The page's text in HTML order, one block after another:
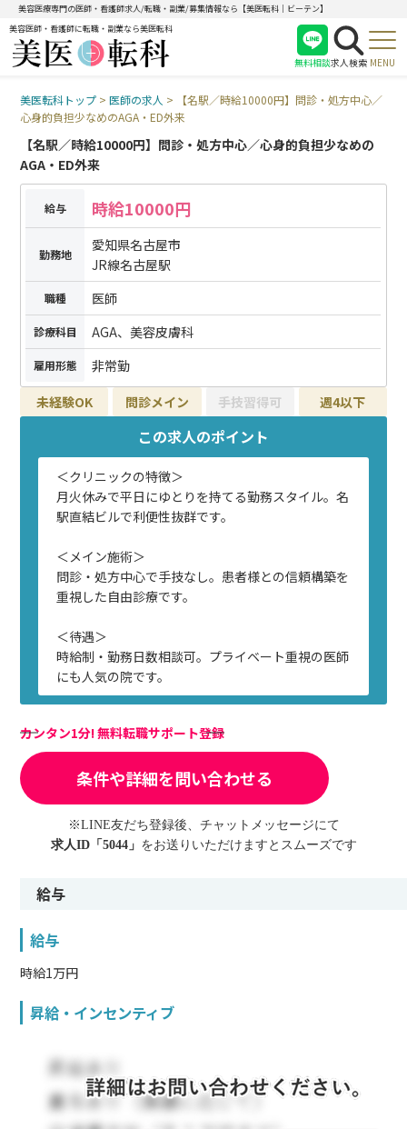
美容医療専門の医師・看護師求人/転職・副業/募集情報なら【美医転科｜ビーテン】
美容医師・看護師に転職・副業なら美医転科
無料相談
医師
受付
求人検索 MENU
美医転科トップ >医師の求人 >
【名駅／時給10000円】問診・処方中心／
心身的負担少なめのAGA・ED外来
【名駅／時給10000円】問診・処方中心／心身的負担少なめの
AGA・ED外来
給与 時給10000円
勤務地
愛知県名古屋市
JR線名古屋駅
職種 医師
診療科目 AGA、美容皮膚科
雇用形態
非常勤
未経験OK
問診メイン 手技習得可 週4以下
この求人のポイント
＜クリニックの特徴＞
月火休みで平日にゆとりを持てる勤務スタイル。名
駅直結ビルで利便性抜群です。
＜メイン施術＞
問診・処方中心で手技なし。患者様との信頼構築を
重視した自由診療です。
＜待遇＞
時給制・勤務日数相談可。プライベート重視の医師
にも人気の院です。
カンタン1分! 無料転職サポート登録
条件や詳細を問い合わせる
※LINE友だち登録後、チャットメッセージにて
求人ID「5044」 をお送りいただけますとスムーズです
給与
給与
時給1万円
昇給・インセンティブ